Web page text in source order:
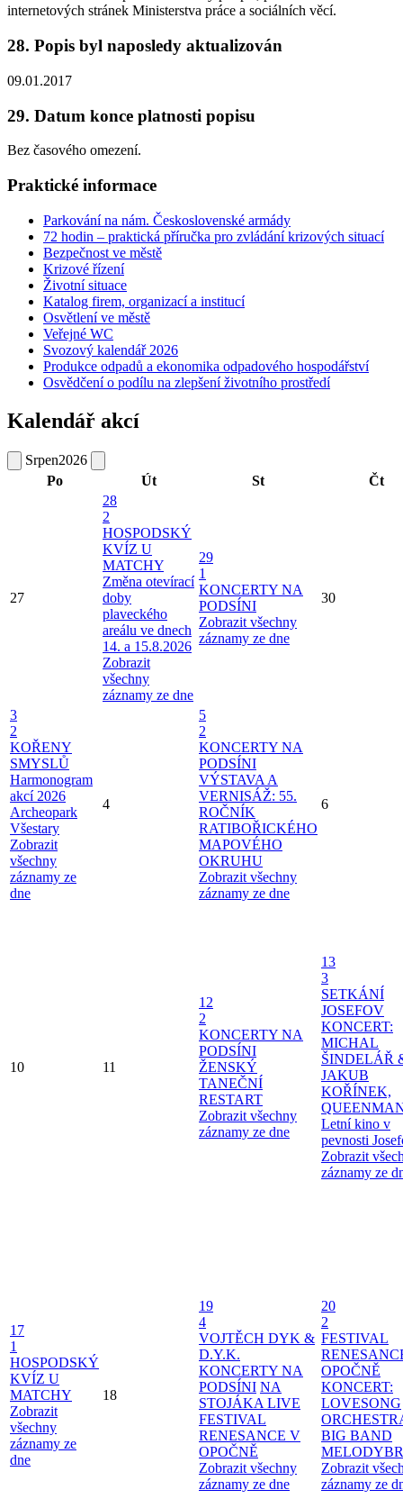
internetových stránek Ministerstva práce a sociálních věcí.
28. Popis byl naposledy aktualizován
09.01.2017
29. Datum konce platnosti popisu
Bez časového omezení.
Praktické informace
Parkování na nám. Československé armády
72 hodin – praktická příručka pro zvládání krizových situací
Bezpečnost ve městě
Krizové řízení
Životní situace
Katalog firem, organizací a institucí
Osvětlení ve městě
Veřejné WC
Svozový kalendář 2026
Produkce odpadů a ekonomika odpadového hospodářství
Osvědčení o podílu na zlepšení životního prostředí
Kalendář akcí
Srpen2026
Po
Út St Čt
27
28
2
HOSPODSKÝ
KVÍZ U
MATCHY
Změna otevírací
doby
plaveckého
areálu ve dnech
14. a 15.8.2026
Zobrazit
všechny
záznamy ze dne
29
1
KONCERTY NA
PODSÍNI
Zobrazit všechny
záznamy ze dne
30
3
2
KOŘENY
SMYSLŮ
Harmonogram
akcí 2026
Archeopark
Všestary
Zobrazit
všechny
záznamy ze
dne
4
5
2
KONCERTY NA
PODSÍNI
VÝSTAVA A
VERNISÁŽ: 55.
ROČNÍK
RATIBOŘICKÉHO
MAPOVÉHO
OKRUHU
Zobrazit všechny
záznamy ze dne
6
10 11
12
2
KONCERTY NA
PODSÍNI
ŽENSKÝ
TANEČNÍ
RESTART
Zobrazit všechny
záznamy ze dne
13
3
SETKÁNÍ
JOSEFOV
KONCERT:
MICHAL
ŠINDELÁŘ
JAKUB
KOŘÍNEK,
Letní kino v
pevnosti
Zobrazit
záznamy ze
17
1
HOSPODSKÝ
KVÍZ U
MATCHY
Zobrazit
všechny
záznamy ze
dne
18
19
4
VOJTĚCH DYK &
D.Y.K.
KONCERTY NA
PODSÍNI NA
STOJÁKA LIVE
FESTIVAL
RENESANCE V
OPOČNĚ
Zobrazit všechny
záznamy ze dne
20
2
FESTIVAL
OPOČNĚ
KONCERT:
LOVESONG
BIG BAND
Zobrazit
záznamy ze